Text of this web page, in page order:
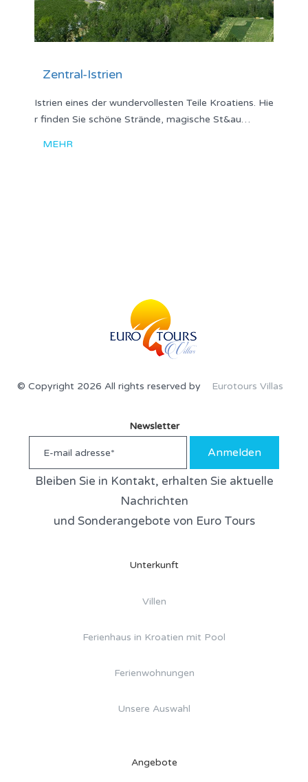
Zentral-Istrien
Istrien eines der wundervollesten Teile Kroatiens. Hie
r finden Sie schöne Strände, magische St&au…
MEHR
© Copyright 2026 All rights reserved by Eurotours Villas
Newsletter
Anmelden
Bleiben Sie in Kontakt, erhalten Sie aktuelle
Nachrichten
und Sonderangebote von Euro Tours
Unterkunft
Villen
Ferienhaus in Kroatien mit Pool
Ferienwohnungen
Unsere Auswahl
Angebote